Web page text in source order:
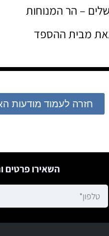
– הר המנוחות
מבית ההספד
חזרה לעמוד מודעות
השאירו פרטים